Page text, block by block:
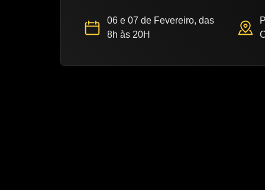
06 e 07 de Fevereiro, das
8h às 20H